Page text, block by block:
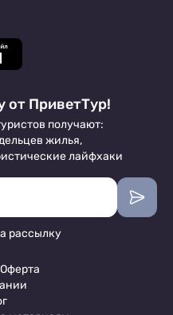
от ПриветТур!
получают:
жилья,
лайфхаки
рассылку